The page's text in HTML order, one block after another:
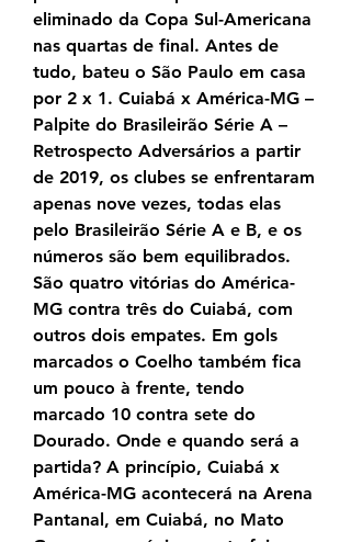
eliminado da Copa Sul-Americana
nas quartas de final. Antes de
tudo, bateu o São Paulo em casa
por 2 x 1. Cuiabá x América-MG –
Palpite do Brasileirão Série A –
Retrospecto Adversários a partir
de 2019, os clubes se enfrentaram
apenas nove vezes, todas elas
pelo Brasileirão Série A e B, e os
números são bem equilibrados.
São quatro vitórias do América-
MG contra três do Cuiabá, com
outros dois empates. Em gols
marcados o Coelho também fica
um pouco à frente, tendo
marcado 10 contra sete do
Dourado. Onde e quando será a
partida? A princípio, Cuiabá x
América-MG acontecerá na Arena
Pantanal, em Cuiabá, no Mato